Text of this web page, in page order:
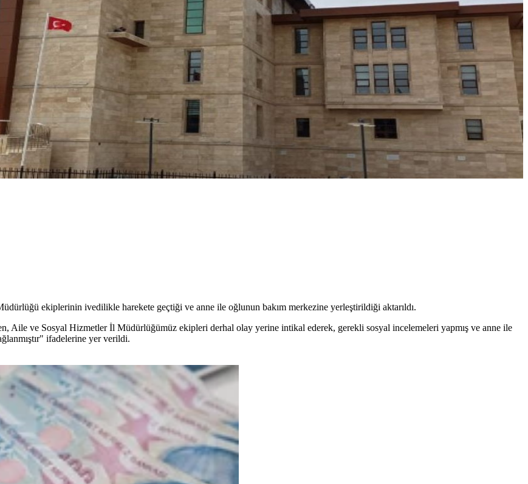
ekiplerinin ivedilikle harekete geçtiği ve anne ile oğlunun bakım merkezine yerleştirildiği aktarıldı.
Aile ve Sosyal Hizmetler İl Müdürlüğümüz ekipleri derhal olay yerine intikal ederek, gerekli sosyal incelemeleri yapmış ve anne ile
ifadelerine yer verildi.